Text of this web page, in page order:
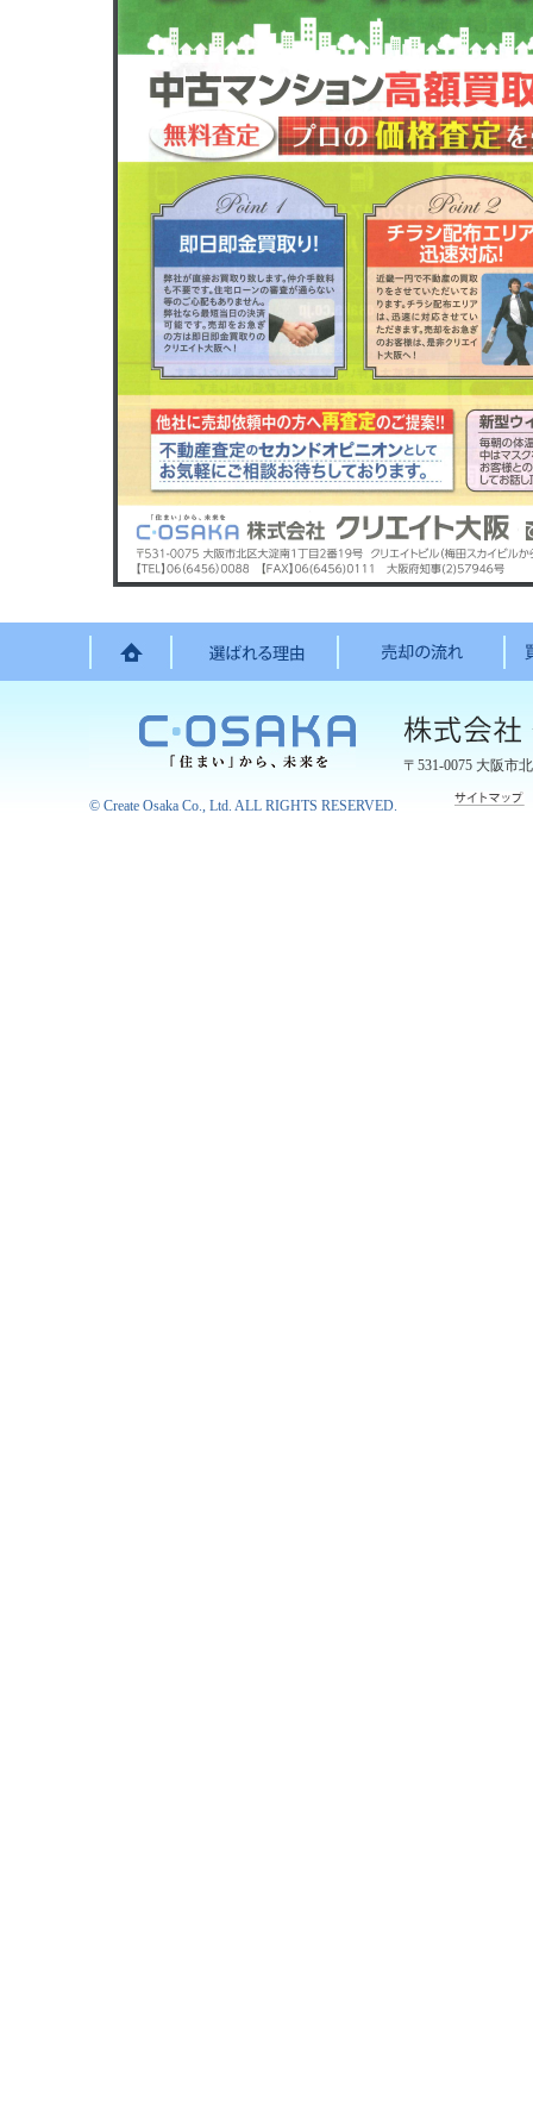
〒531-0075 大阪市
© Create Osaka Co., Ltd. ALL RIGHTS RESERVED.